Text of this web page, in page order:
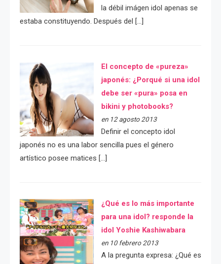
la débil imágen idol apenas se
estaba constituyendo. Después del […]
El concepto de «pureza»
japonés: ¿Porqué si una idol
debe ser «pura» posa en
bikini y photobooks?
en 12 agosto 2013
Definir el concepto idol
japonés no es una labor sencilla pues el género
artístico posee matices […]
¿Qué es lo más importante
para una idol? responde la
idol Yoshie Kashiwabara
en 10 febrero 2013
A la pregunta expresa: ¿Qué es